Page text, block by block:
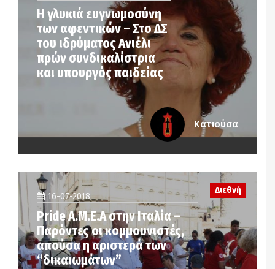
Η γλυκιά ευγνωμοσύνη
των αφεντικών – Στο ΔΣ
του ιδρύματος Ανιέλι
πρών συνδικαλίστρια
και υπουργός παιδείας
Κατιούσα
Διεθνή
16-07-2018
Pride A.M.E.A στην Ιταλία –
Παρόντες οι κομμουνιστές,
απούσα η αριστερά των
“δικαιωμάτων”